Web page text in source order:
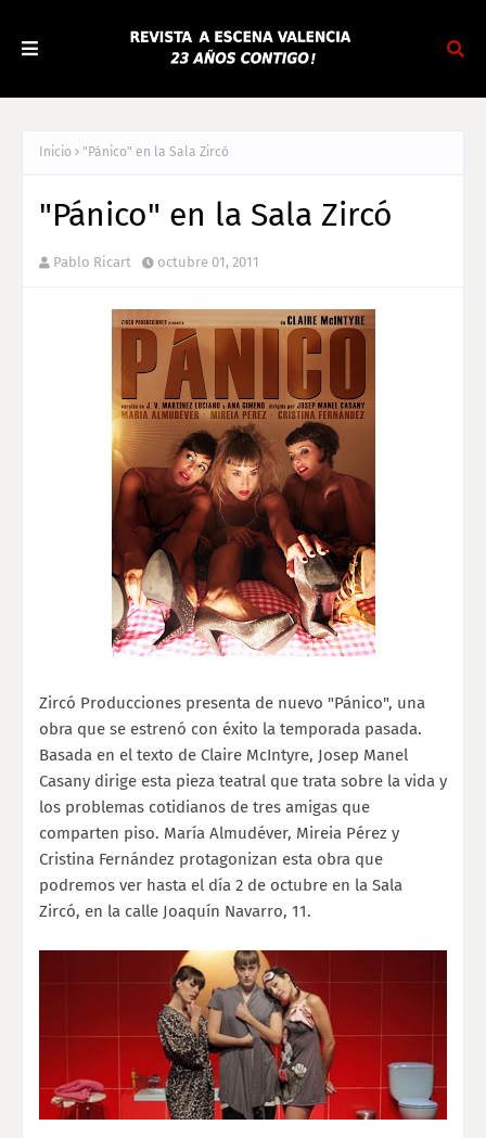
Inicio "Pánico" en la Sala Zircó
"Pánico" en la Sala Zircó
Pablo Ricart octubre 01, 2011
Zircó Producciones presenta de nuevo "Pánico", una
obra que se estrenó con éxito la temporada pasada.
Basada en el texto de Claire McIntyre, Josep Manel
Casany dirige esta pieza teatral que trata sobre la vida y
los problemas cotidianos de tres amigas que
comparten piso. María Almudéver, Mireia Pérez y
Cristina Fernández protagonizan esta obra que
podremos ver hasta el día 2 de octubre en la Sala
Zircó, en la calle Joaquín Navarro, 11.